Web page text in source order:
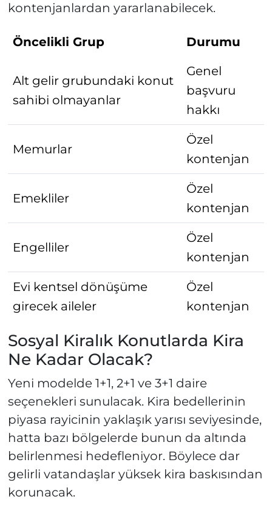
kontenjanlardan yararlanabilecek.
Öncelikli Grup Durumu
Alt gelir grubundaki konut
sahibi olmayanlar
Genel
başvuru
hakkı
Memurlar
Özel
kontenjan
Emekliler
Özel
kontenjan
Engelliler
Özel
kontenjan
Evi kentsel dönüşüme
girecek aileler
Özel
kontenjan
Sosyal Kiralık Konutlarda Kira
Ne Kadar Olacak?
Yeni modelde 1+1, 2+1 ve 3+1 daire
seçenekleri sunulacak. Kira bedellerinin
piyasa rayicinin yaklaşık yarısı seviyesinde,
hatta bazı bölgelerde bunun da altında
belirlenmesi hedefleniyor. Böylece dar
gelirli vatandaşlar yüksek kira baskısından
korunacak.